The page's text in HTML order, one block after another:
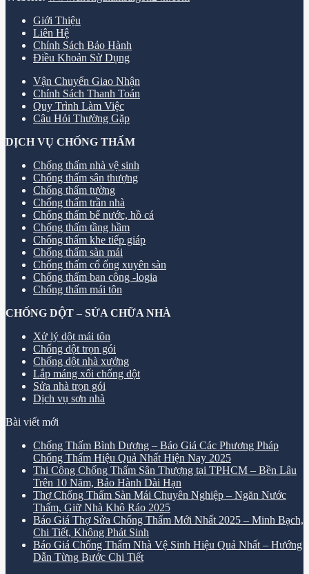
Giới Thiệu
Liên Hệ
Chính Sách Bảo Hành
Điều Khoản Sử Dụng
Vận Chuyển Giao Nhận
Chính Sách Thanh Toán
Quy Trình Làm Việc
Câu Hỏi Thường Gặp
DỊCH VỤ CHỐNG THẤM
Chống thấm nhà vệ sinh
Chống thấm sân thượng
Chống thấm tường
Chống thấm trần nhà
Chống thấm bể nước, hồ cá
Chống thấm tầng hầm
Chống thấm khe tiếp giáp
Chống thấm sàn mái
Chống thấm cổ ống xuyên sàn
Chống thấm ban công -logia
Chống thấm mái tôn
CHỐNG DỘT – SỬA CHỮA NHÀ
Xử lý dột mái tôn
Chống dột trọn gói
Chống dột nhà xưởng
Lắp máng xối chống dột
Sửa nhà trọn gói
Dịch vụ sơn nhà
Bài viết mới
Chống Thấm Bình Dương – Báo Giá Các Phương Pháp
Chống Thấm Hiệu Quả Nhất Hiện Nay 2025
Thi Công Chống Thấm Sân Thượng tại TPHCM – Bền Lâu
Trên 10 Năm, Bảo Hành Dài Hạn
Thợ Chống Thấm Sàn Mái Chuyên Nghiệp – Ngăn Nước
Thấm, Giữ Nhà Khô Ráo 2025
Báo Giá Thợ Sửa Chống Thấm Mới Nhất 2025 – Minh Bạch,
Chi Tiết, Không Phát Sinh
Báo Giá Chống Thấm Nhà Vệ Sinh Hiệu Quả Nhất – Hướng
Dẫn Từng Bước Chi Tiết